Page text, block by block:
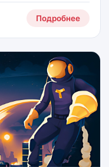
тем, кто
и раскроет
Подробнее